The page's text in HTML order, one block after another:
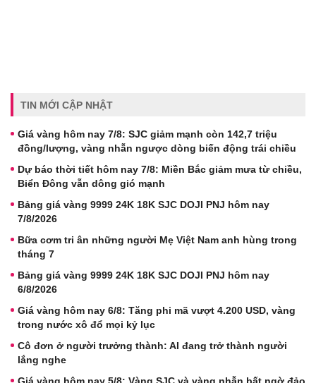
TIN MỚI CẬP NHẬT
Giá vàng hôm nay 7/8: SJC giảm mạnh còn 142,7 triệu
đồng/lượng, vàng nhẫn ngược dòng biến động trái chiều
Dự báo thời tiết hôm nay 7/8: Miền Bắc giảm mưa từ chiều,
Biển Đông vẫn dông gió mạnh
Bảng giá vàng 9999 24K 18K SJC DOJI PNJ hôm nay
7/8/2026
Bữa cơm tri ân những người Mẹ Việt Nam anh hùng trong
tháng 7
Bảng giá vàng 9999 24K 18K SJC DOJI PNJ hôm nay
6/8/2026
Giá vàng hôm nay 6/8: Tăng phi mã vượt 4.200 USD, vàng
trong nước xô đổ mọi kỷ lục
Cô đơn ở người trưởng thành: AI đang trở thành người
lắng nghe